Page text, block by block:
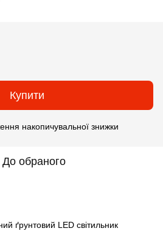
Купити
накопичувальної знижки
До обраного
ґрунтовий LED світильник